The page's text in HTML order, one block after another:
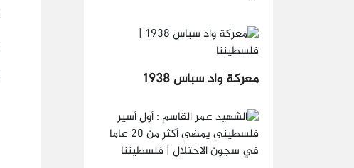
معركة واد سباس 1938